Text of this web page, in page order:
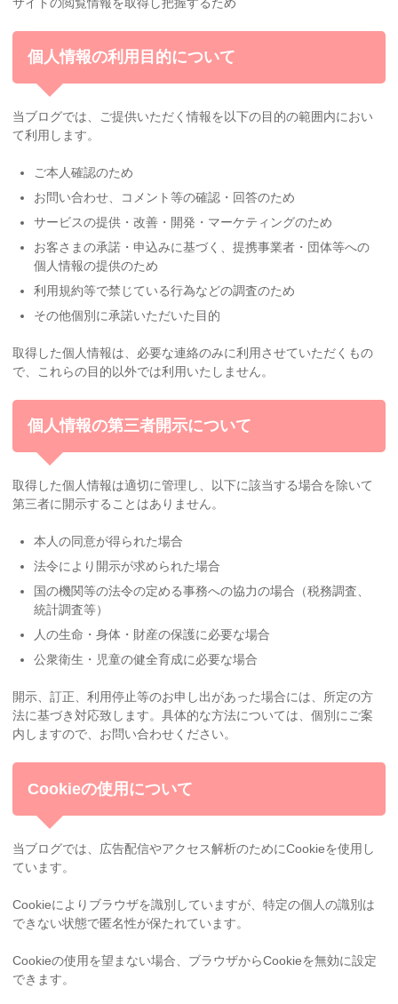
個人情報の利用目的について
当ブログでは、 ご提供いただく情報を以下の目的の範囲内におい
て利用します。
ご本人確認のため
お問い合わせ、コメント等の確認・回答のため
サービスの提供・改善・開発・マーケティングのため
お客さまの承諾・申込みに基づく、提携事業者・団体等への
個人情報の提供のため
利用規約等で禁じている行為などの調査のため
その他個別に承諾いただいた目的
取得した個人情報は、必要な連絡のみに利用させていただくもの
で、これらの目的以外では利用いたしません。
個人情報の第三者開示について
取得した個人情報は適切に管理し、以下に該当する場合を除いて
第三者に開示することはありません。
本人の同意が得られた場合
法令により開示が求められた場合
国の機関等の法令の定める事務への協力の場合（税務調査、
統計調査等）
人の生命・身体・財産の保護に必要な場合
公衆衛生・児童の健全育成に必要な場合
開示、訂正、利用停止等のお申し出があった場合には、所定の方
法に基づき対応致します。具体的な方法については、個別にご案
内しますので、お問い合わせください。
Cookieの使用について
当ブログでは、広告配信やアクセス解析のためにCookieを使用し
ています。
Cookieによりブラウザを識別していますが、特定の個人の識別は
できない状態で匿名性が保たれています。
Cookieの使用を望まない場合、ブラウザからCookieを無効に設定
できます。